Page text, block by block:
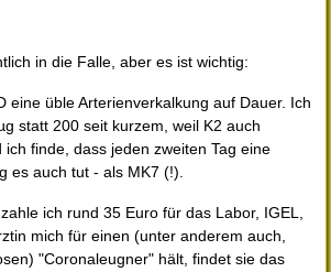
in die Falle, aber es ist wichtig:
eine üble Arterienverkalkung auf Dauer. Ich
statt 200 seit kurzem, weil K2 auch
ich finde, dass jeden zweiten Tag eine
es auch tut - als MK7 (!).
ich rund 35 Euro für das Labor, IGEL,
mich für einen (unter anderem auch,
"Coronaleugner" hält, findet sie das